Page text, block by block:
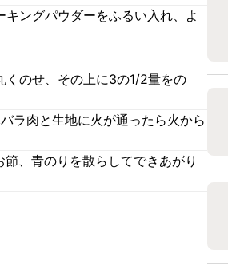
ングパウダーをふるい入れ、よ
くのせ、その上に3の1/2量をの
ラ肉と生地に火が通ったら火から
、青のりを散らしてできあがり